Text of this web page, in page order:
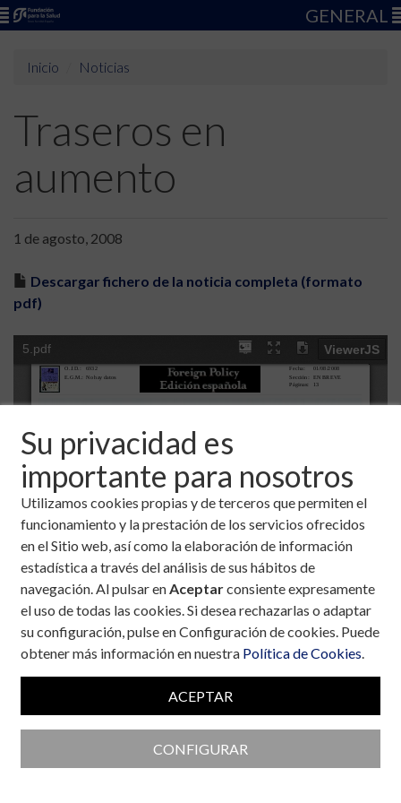
Su privacidad es
importante para nosotros
Utilizamos cookies propias y de terceros que permiten el
funcionamiento y la prestación de los servicios ofrecidos
en el Sitio web, así como la elaboración de información
estadística a través del análisis de sus hábitos de
navegación. Al pulsar enAceptarconsiente expresamente
el uso de todas las cookies. Si desea rechazarlas o adaptar
su configuración, pulse en Configuración de cookies. Puede
obtener más información en nuestra Política de Cookies.
ACEPTAR
CONFIGURAR
GENERAL
Inicio Noticias
Traseros en
aumento
1 de agosto, 2008
Descargar fichero de la noticia completa (formato
pdf)
Colaboran con la Fundación